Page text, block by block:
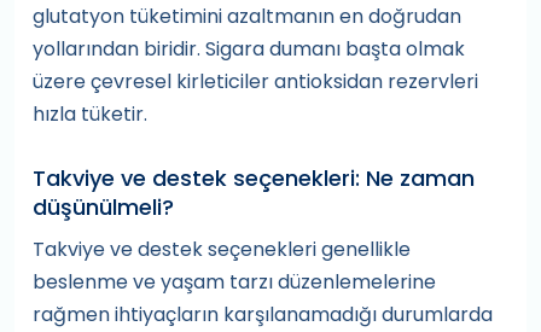
glutatyon tüketimini azaltmanın en doğrudan
yollarından biridir. Sigara dumanı başta olmak
üzere çevresel kirleticiler antioksidan rezervleri
hızla tüketir.
Takviye ve destek seçenekleri: Ne zaman
düşünülmeli?
Takviye ve destek seçenekleri genellikle
beslenme ve yaşam tarzı düzenlemelerine
rağmen ihtiyaçların karşılanamadığı durumlarda